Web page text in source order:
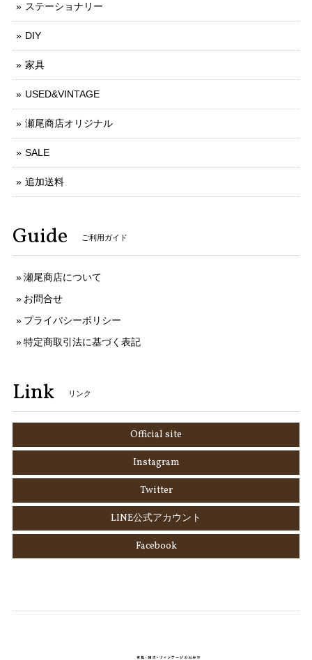
ステーショナリー
DIY
家具
USED&VINTAGE
瀬尾商店オリジナル
SALE
追加送料
Guide ご利用ガイド
瀬尾商店について
お問合せ
プライバシーポリシー
特定商取引法に基づく表記
Link リンク
Official site
Instagram
Twitter
LINE公式アカウント
Facebook